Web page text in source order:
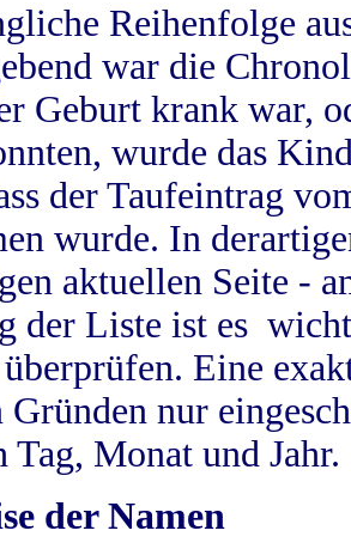
Reihenfolge
war die
Geburt krank war,
wurde das
der Taufeintrag
wurde. In
aktuellen Seite -
der Liste ist es
Eine
Gründen nur
Tag, Monat und Jahr.
der Namen